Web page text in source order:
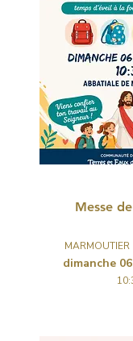
Messe
dimanche